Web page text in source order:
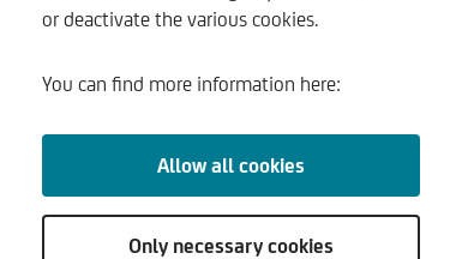
or deactivate the various cookies.
You can find more information here:
Allow all cookies
Only necessary cookies